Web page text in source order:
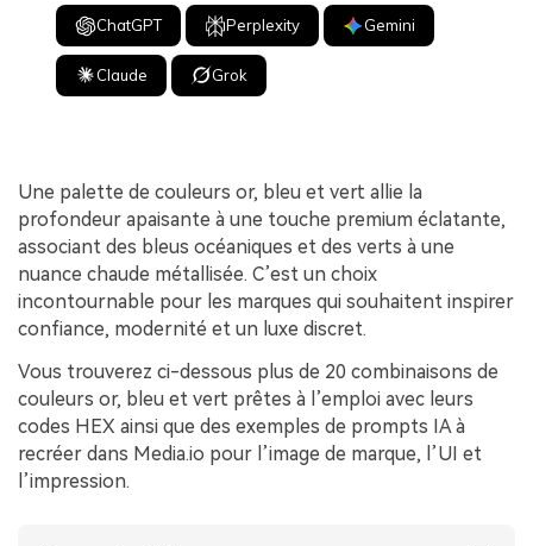
ChatGPT Perplexity Gemini
Claude Grok
Une palette de couleurs or, bleu et vert allie la
profondeur apaisante à une touche premium éclatante,
associant des bleus océaniques et des verts à une
nuance chaude métallisée. C’est un choix
incontournable pour les marques qui souhaitent inspirer
confiance, modernité et un luxe discret.
Vous trouverez ci-dessous plus de 20 combinaisons de
couleurs or, bleu et vert prêtes à l’emploi avec leurs
codes HEX ainsi que des exemples de prompts IA à
recréer dans Media.io pour l’image de marque, l’UI et
l’impression.